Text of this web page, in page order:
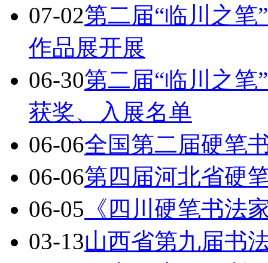
07-02第二届“临川之笔
作品展开展
06-30第二届“临川之笔
获奖、入展名单
06-06全国第二届硬笔
06-06第四届河北省硬
06-05 《四川硬笔书法
03-13山西省第九届书